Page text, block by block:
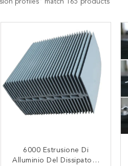
profiles" match 165 products
6000 Estrusione Di
Alluminio Del Dissipatore